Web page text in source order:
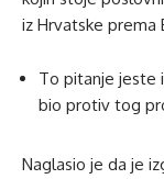
iz Hrvatske prema
To pitanje jeste
bio protiv tog
Naglasio je da je